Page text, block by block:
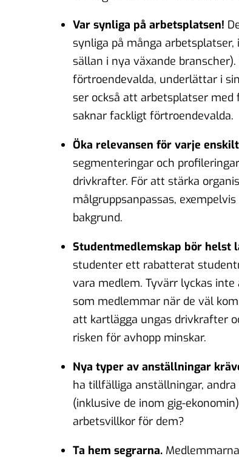
Var synliga på arbetsplatsen!
synliga på många
sällan i nya växande
förtroendevalda, underlättar i
ser också att arbetsplatser
saknar fackligt förtroendevalda.
Öka relevansen för varje
segmenteringar och
drivkrafter. För att stärka
målgruppsanpassas,
bakgrund.
Studentmedlemskap bör helst
studenter ett rabatterat
vara medlem. Tyvärr lyckas
som medlemmar när de väl
att kartlägga ungas drivkrafter
risken för avhopp minskar.
Nya typer av anställningar
ha tillfälliga anställningar,
(inklusive de inom gig-
arbetsvillkor för dem?
Ta hem segrarna.